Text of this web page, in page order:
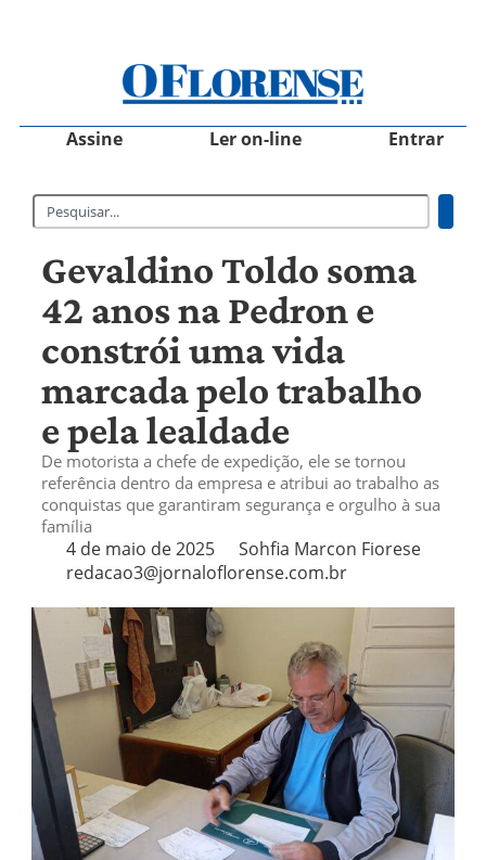
Assine Ler on-line Entrar
Gevaldino Toldo soma
42 anos na Pedron e
constrói uma vida
marcada pelo trabalho
e pela lealdade
De motorista a chefe de expedição, ele se tornou
referência dentro da empresa e atribui ao trabalho as
conquistas que garantiram segurança e orgulho à sua
família
4 de maio de 2025
Sohfia Marcon Fiorese
redacao3@jornaloflorense.com.br